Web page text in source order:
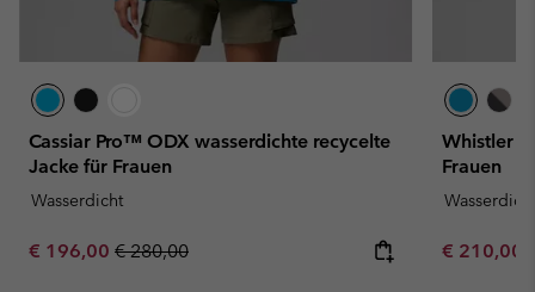
Cassiar Pro™ ODX wasserdichte recycelte
Jacke für Frauen
Wasserdicht
Sale price:
€ 196,00 Regular price:
€ 280,00
Whistler
Frauen
Wasserdicht
Minimum
€ 210,00